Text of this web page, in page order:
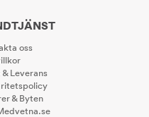
oss
& Leverans
& Byten